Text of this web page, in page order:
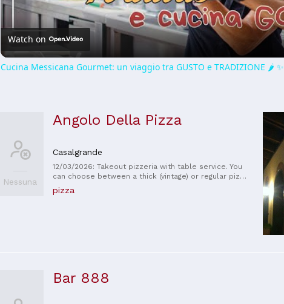
Watch on
Cucina Messicana Gourmet: un viaggio tra GUSTO e TRADIZIONE 🌶️ ✨
Nessuna
Angolo Della Pizza
Casalgrande
12/03/2026: Takeout pizzeria with table service. You
can choose between a thick (vintage) or regular pizza,
both excellent. A wide selection of toppings, and all
the ingredients are of good quality. The half-meter
pizza
Bar 888